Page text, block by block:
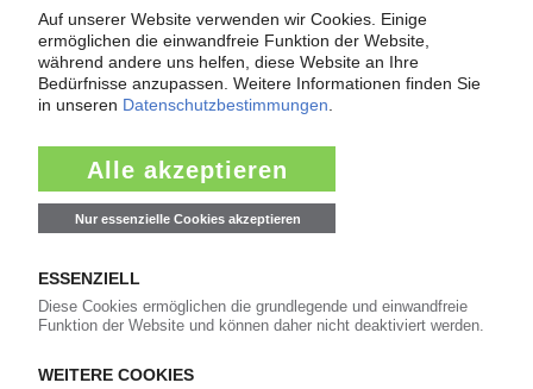
PLAYMOBIL
Deutliche Einbrüche in Südeuropa